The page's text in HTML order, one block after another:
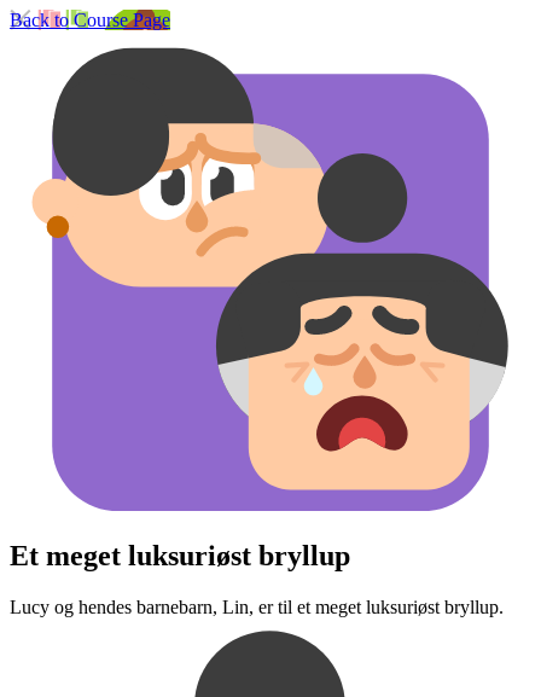
Back to Course Page
Et meget luksuriøst bryllup
Lucy og hendes barnebarn, Lin, er til et meget luksuriøst bryllup.